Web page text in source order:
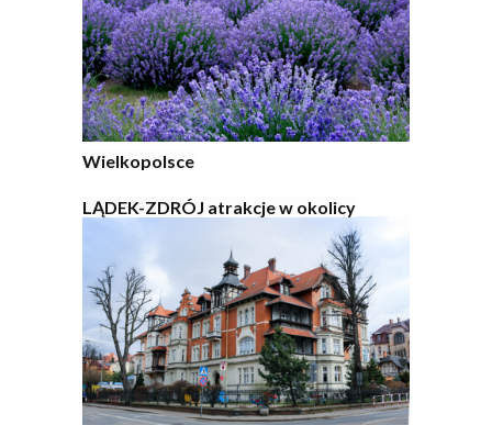
Wielkopolsce
LĄDEK-ZDRÓJ atrakcje w okolicy